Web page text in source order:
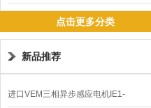
点击更多分类
新品推荐
进口VEM三相异步感应电机IE1-